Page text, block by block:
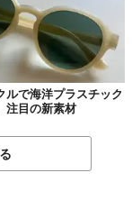
で自然に溢れ
になっている
permission byKevin Avani
だ。
ルで海洋プラスチック
注目の新素材